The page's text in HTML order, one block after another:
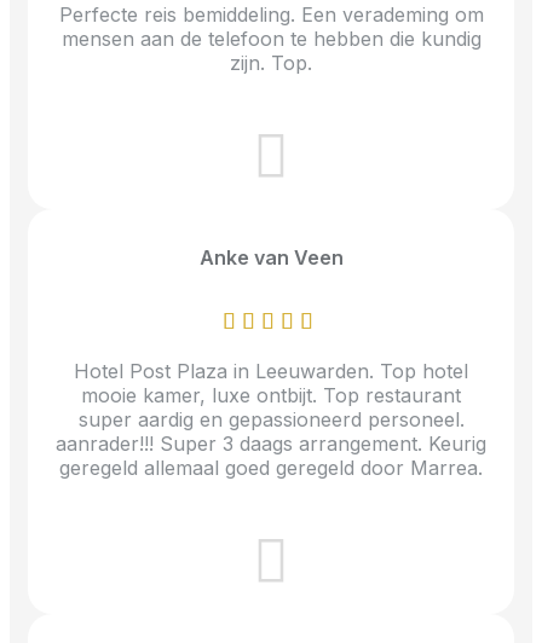
Perfecte reis bemiddeling. Een verademing om
mensen aan de telefoon te hebben die kundig
zijn. Top.
Anke van Veen
Hotel Post Plaza in Leeuwarden. Top hotel
mooie kamer, luxe ontbijt. Top restaurant
super aardig en gepassioneerd personeel.
aanrader!!! Super 3 daags arrangement. Keurig
geregeld allemaal goed geregeld door Marrea.